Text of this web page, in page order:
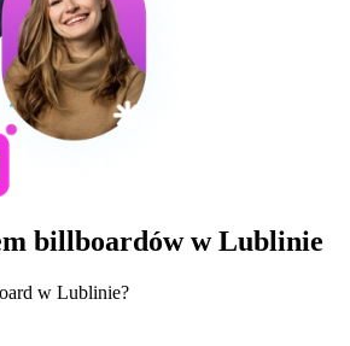
billboardów w Lublinie
w Lublinie?